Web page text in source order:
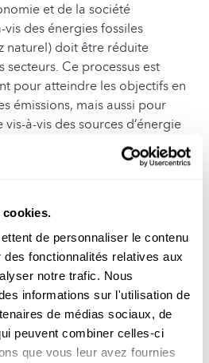
cookies.
de personnaliser le contenu
fonctionnalités relatives aux
notre trafic. Nous
informations sur l'utilisation de
de médias sociaux, de
peuvent combiner celles-ci
que vous leur avez fournies
et de la société
des énergies fossiles
naturel) doit être réduite
secteurs. Ce processus est
pour atteindre les objectifs en
émissions, mais aussi pour
à-vis des sources d’énergie
plus chères et plus
profonds qui s’articulent autour
d’un mode de vie économe en
:amélioration de l’efficacité
renouvelable :
et des importations